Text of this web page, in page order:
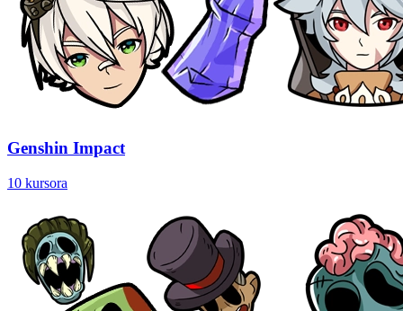
Genshin Impact
10 kursora